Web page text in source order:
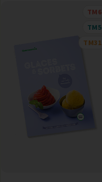
TM6
TM5
TM31